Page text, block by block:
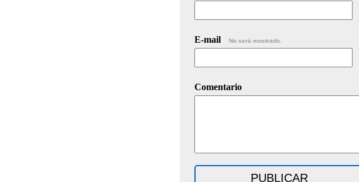
E-mail No será mostrado.
Comentario